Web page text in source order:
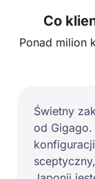
Co
Ponad milion
Świetny
od Gigago.